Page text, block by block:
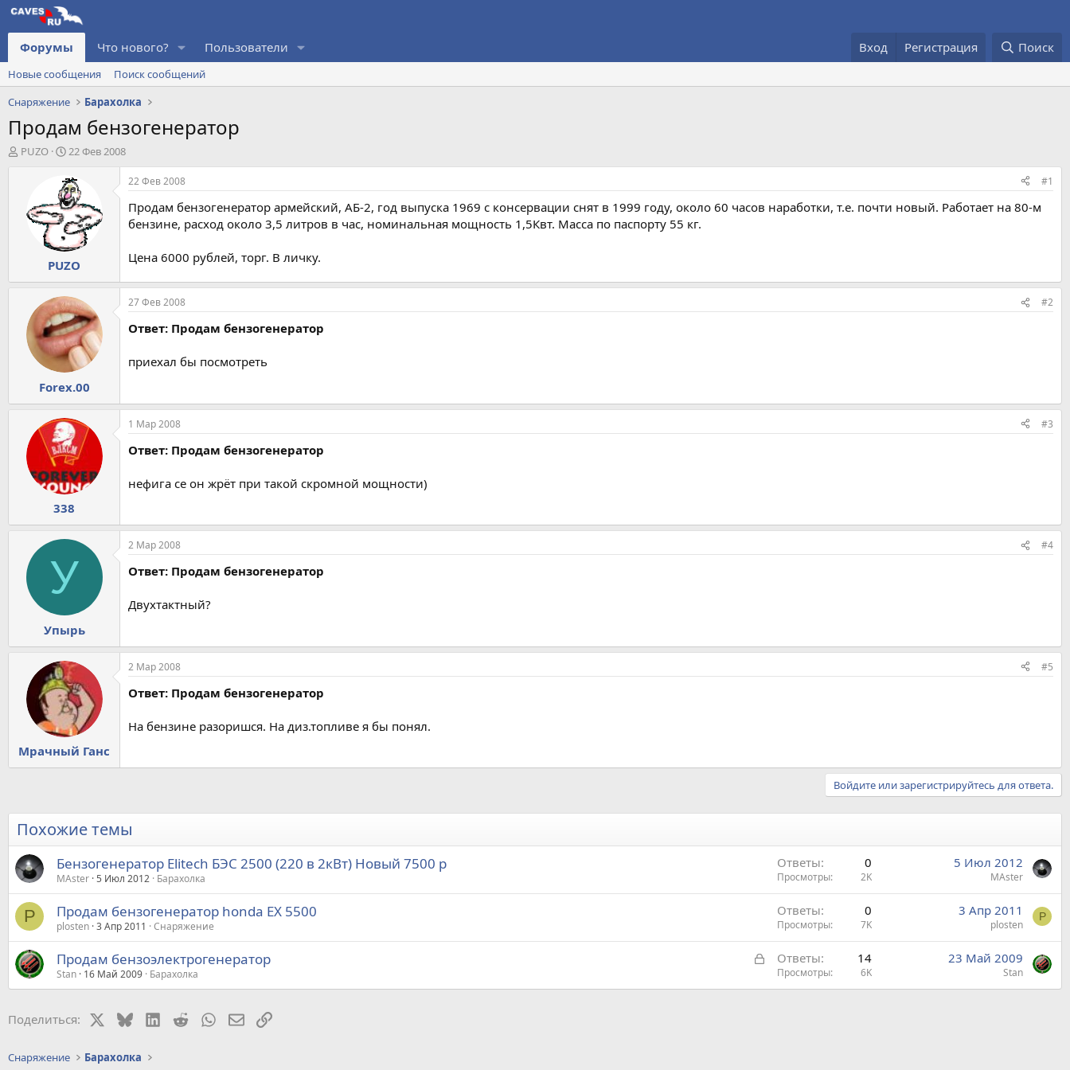
Форумы Что нового? Пользователи Вход Регистрация Поиск
Новые сообщения
Поиск сообщений
Снаряжение
Барахолка
Продам бензогенератор
А
PUZO
Д
т
а
н
а
ч
а
л
а
22 Фев 2008
PUZO
22 Фев 2008 #1
Продам бензогенератор армейский, АБ-2, год выпуска 1969 с консервации снят в 1999 году, около 60 часов наработки, т.е. почти новый. Работает на 80-м
бензине, расход около 3,5 литров в час, номинальная мощность 1,5Квт. Масса по паспорту 55 кг.
Цена 6000 рублей, торг. В личку.
Forex.00
27 Фев 2008 #2
Ответ: Продам бензогенератор
приехал бы посмотреть
338
1 Мар 2008 #3
Ответ: Продам бензогенератор
нефига се он жрёт при такой скромной мощности)
У
Упырь
2 Мар 2008 #4
Ответ: Продам бензогенератор
Двухтактный?
Мрачный Ганс
2 Мар 2008 #5
Ответ: Продам бензогенератор
На бензине разоришся. На диз.топливе я бы понял.
Войдите или зарегистрируйтесь для ответа.
Похожие темы
Бензогенератор Elitech БЭС 2500 (220 в 2кВт) Новый 7500 р
МАster 5 Июл 2012 Барахолка
Ответы 0
Просмотры 2K
5 Июл 2012
МАster
P Продам бензогенератор honda EX 5500
plosten 3 Апр 2011 Снаряжение
Ответы 0
Просмотры 7K
3 Апр 2011
plosten
P
З
к
Продам бензоэлектрогенератор
Stan 16 Май 2009 Барахолка
Ответы 14
Просмотры 6K
23 Май 2009
Stan
Поделиться: BlueskyLinkedIn
Reddit WhatsApp
Электронная почта
Ссылка
Снаряжение Барахолка